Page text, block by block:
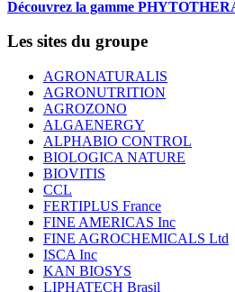
Découvrez la gamme
Les sites du groupe
AGRONATURALIS
AGRONUTRITION
AGROZONO
ALGAENERGY
ALPHABIO CONTROL
BIOLOGICA NATURE
BIOVITIS
CCL
FERTIPLUS France
FINE AMERICAS Inc
FINE AGROCHEMICALS Ltd
ISCA Inc
KAN BIOSYS
LIPHATECH Brasil